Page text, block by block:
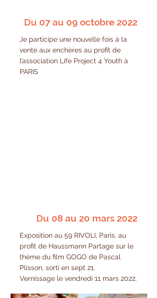
Du 07 au 09 octobre 2022
Je participe une nouvelle fois à la
vente aux enchères au profit de
l’association Life Project 4 Youth à
PARIS
Du 08 au 20 mars 2022
Exposition au 59 RIVOLI, Paris. au
profit de Haussmann Partage sur le
thème du film GOGO de Pascal
Plisson, sorti en sept 21.
Vernissage le vendredi 11 mars 2022.